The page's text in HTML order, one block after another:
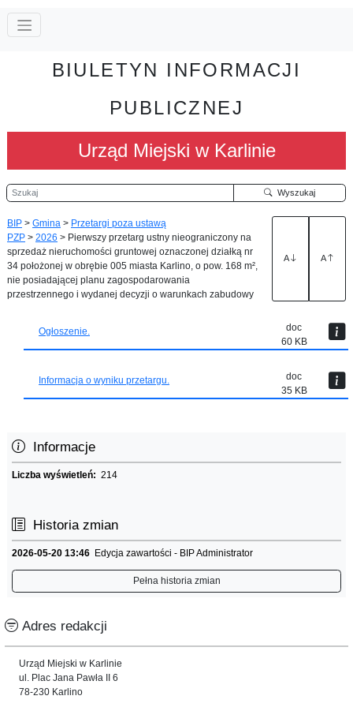
BIULETYN INFORMACJI
PUBLICZNEJ
Urząd Miejski w Karlinie
Szukaj Wyszukaj
BIP > Gmina > Przetargi poza ustawą
PZP > 2026 > Pierwszy przetarg ustny nieograniczony na
sprzedaż nieruchomości gruntowej oznaczonej działką nr
34 położonej w obrębie 005 miasta Karlino, o pow. 168 m²,
nie posiadającej planu zagospodarowania
przestrzennego i wydanej decyzji o warunkach zabudowy
A A
Ogłoszenie.
doc
60 KB
Informacja o wyniku przetargu.
doc
35 KB
Informacje
Liczba wyświetleń: 214
Historia zmian
2026-05-20 13:46 Edycja zawartości - BIP Administrator
Pełna historia zmian
Adres redakcji
Urząd Miejski w Karlinie
ul. Plac Jana Pawła II 6
78-230 Karlino